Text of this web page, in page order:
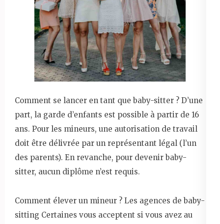
Comment se lancer en tant que baby-sitter ? D’une
part, la garde d’enfants est possible à partir de 16
ans. Pour les mineurs, une autorisation de travail
doit être délivrée par un représentant légal (l’un
des parents). En revanche, pour devenir baby-
sitter, aucun diplôme n’est requis.
Comment élever un mineur ? Les agences de baby-
sitting Certaines vous acceptent si vous avez au